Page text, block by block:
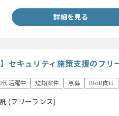
詳細を見る
】セキュリティ施策支援のフ
代活躍中 短期案件 急募 BtoB向け
(フリーランス)